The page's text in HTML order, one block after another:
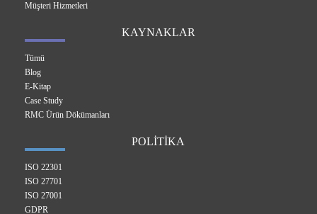
Müşteri Hizmetleri
KAYNAKLAR
Tümü
Blog
E-Kitap
Case Study
RMC Ürün Dökümanları
POLİTİKA
ISO 22301
ISO 27701
ISO 27001
GDPR